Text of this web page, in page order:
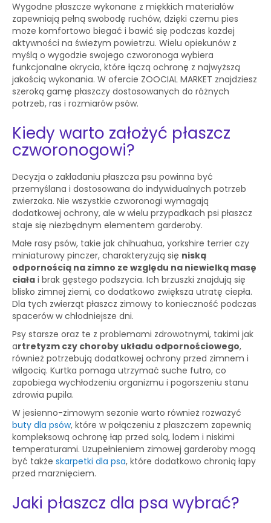
Wygodne płaszcze wykonane z miękkich materiałów
zapewniają pełną swobodę ruchów, dzięki czemu pies
może komfortowo biegać i bawić się podczas każdej
aktywności na świeżym powietrzu. Wielu opiekunów z
myślą o wygodzie swojego czworonoga wybiera
funkcjonalne okrycia, które łączą ochronę z najwyższą
jakością wykonania. W ofercie ZOOCIAL MARKET znajdziesz
szeroką gamę płaszczy dostosowanych do różnych
potrzeb, ras i rozmiarów psów.
Kiedy warto założyć płaszcz
czworonogowi?
Decyzja o zakładaniu płaszcza psu powinna być
przemyślana i dostosowana do indywidualnych potrzeb
zwierzaka. Nie wszystkie czworonogi wymagają
dodatkowej ochrony, ale w wielu przypadkach psi płaszcz
staje się niezbędnym elementem garderoby.
Małe rasy psów, takie jak chihuahua, yorkshire terrier czy
miniaturowy pinczer, charakteryzują się niską
odpornością na zimno ze względu na niewielką masę
ciała i brak gęstego podszycia. Ich brzuszki znajdują się
blisko zimnej ziemi, co dodatkowo zwiększa utratę ciepła.
Dla tych zwierząt płaszcz zimowy to konieczność podczas
spacerów w chłodniejsze dni.
Psy starsze oraz te z problemami zdrowotnymi, takimi jak
artretyzm czy choroby układu odpornościowego,
również potrzebują dodatkowej ochrony przed zimnem i
wilgocią. Kurtka pomaga utrzymać suche futro, co
zapobiega wychłodzeniu organizmu i pogorszeniu stanu
zdrowia pupila.
W jesienno-zimowym sezonie warto również rozważyć
buty dla psów, które w połączeniu z płaszczem zapewnią
kompleksową ochronę łap przed solą, lodem i niskimi
temperaturami. Uzupełnieniem zimowej garderoby mogą
być także skarpetki dla psa, które dodatkowo chronią łapy
przed marznięciem.
Jaki płaszcz dla psa wybrać?